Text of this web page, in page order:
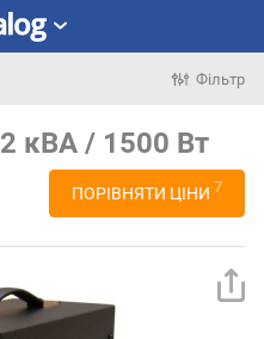
Фільтр
2 кВА / 1500 Вт
ПОРІВНЯТИ ЦІНИ 7